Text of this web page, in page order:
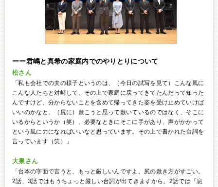
ーー君嶋と真希の家庭内でのやりとりについて
松さん
「私も会社での夫の様子というのは、（今日の試写を見て）こんな風に
こんな人たちと対峙して、その上で家庭に戻ってきてたんだって知った
んですけど、分からないことを含めて帰ってきた姿を受け止めていけば
いいのかなと。（尻に）敷こうと思って敷いているのではなく、そこに
いるからというか（笑）。必要なときにそこに手があり、声がかかって
という風に力になればいいなと思っています。その上で書かれた台詞を
言っています（笑）」
大泉さん
「台本の字面で言うと、もっと厳しいんですよ。尻の敷き方がすごい。
2話、3話ではもうちょっと厳しい台詞が出てきますから。2話では『息